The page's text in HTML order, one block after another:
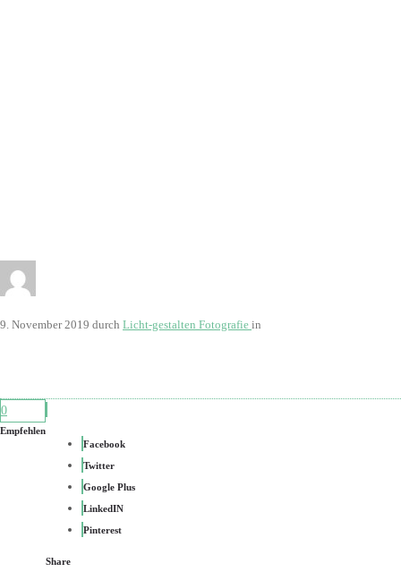
9. November 2019 durch Licht-gestalten Fotografie in
0
Empfehlen
Facebook
Twitter
Google Plus
LinkedIN
Pinterest
Share